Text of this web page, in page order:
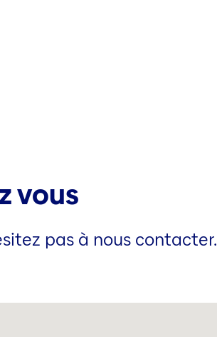
vous
pas à nous contacter.